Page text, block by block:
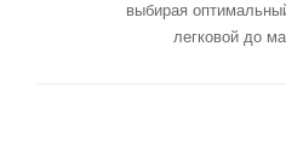
выбирая
легковой до